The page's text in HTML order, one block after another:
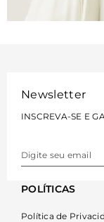
Newsletter
INSCREVA-SE E
POLÍTICAS
Política de